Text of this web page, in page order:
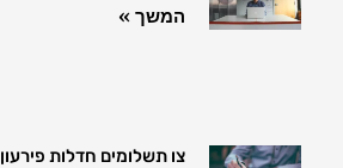
המשך »
צו תשלומים חדלות פירעון